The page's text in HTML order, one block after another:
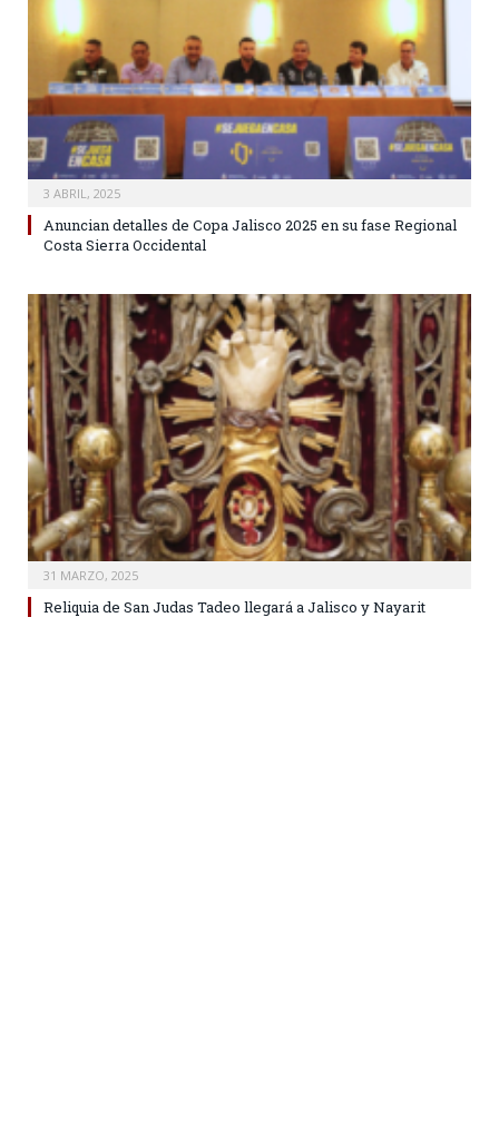
3 ABRIL, 2025
Anuncian detalles de Copa Jalisco 2025 en su fase Regional
Costa Sierra Occidental
31 MARZO, 2025
Reliquia de San Judas Tadeo llegará a Jalisco y Nayarit